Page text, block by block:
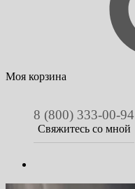
Моя корзина
8 (800) 333-00-94
Свяжитесь со мной